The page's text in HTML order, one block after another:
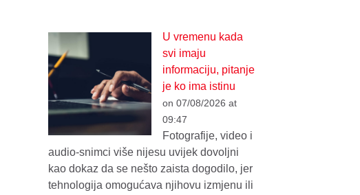
U vremenu kada
svi imaju
informaciju, pitanje
je ko ima istinu
on 07/08/2026 at
09:47
Fotografije, video i
audio-snimci više nijesu uvijek dovoljni
kao dokaz da se nešto zaista dogodilo, jer
tehnologija omogućava njihovu izmjenu ili